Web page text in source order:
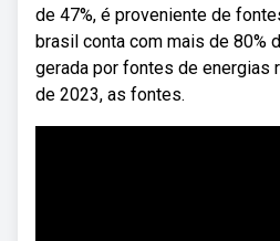
de 47%, é proveniente de
brasil conta com mais de 80%
gerada por fontes de energias
de 2023, as fontes.